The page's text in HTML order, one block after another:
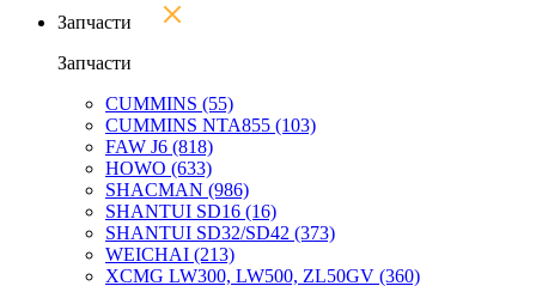
Запчасти
Запчасти
CUMMINS (55)
CUMMINS NTA855 (103)
FAW J6 (818)
HOWO (633)
SHACMAN (986)
SHANTUI SD16 (16)
SHANTUI SD32/SD42 (373)
WEICHAI (213)
XCMG LW300, LW500, ZL50GV (360)